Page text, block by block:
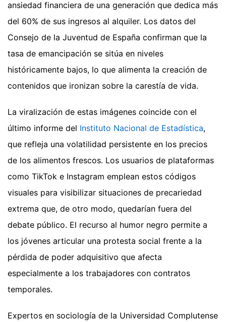
ansiedad financiera de una generación que dedica más
del 60% de sus ingresos al alquiler. Los datos del
Consejo de la Juventud de España confirman que la
tasa de emancipación se sitúa en niveles
históricamente bajos, lo que alimenta la creación de
contenidos que ironizan sobre la carestía de vida.
La viralización de estas imágenes coincide con el
último informe del Instituto Nacional de Estadística,
que refleja una volatilidad persistente en los precios
de los alimentos frescos. Los usuarios de plataformas
como TikTok e Instagram emplean estos códigos
visuales para visibilizar situaciones de precariedad
extrema que, de otro modo, quedarían fuera del
debate público. El recurso al humor negro permite a
los jóvenes articular una protesta social frente a la
pérdida de poder adquisitivo que afecta
especialmente a los trabajadores con contratos
temporales.
Expertos en sociología de la Universidad Complutense